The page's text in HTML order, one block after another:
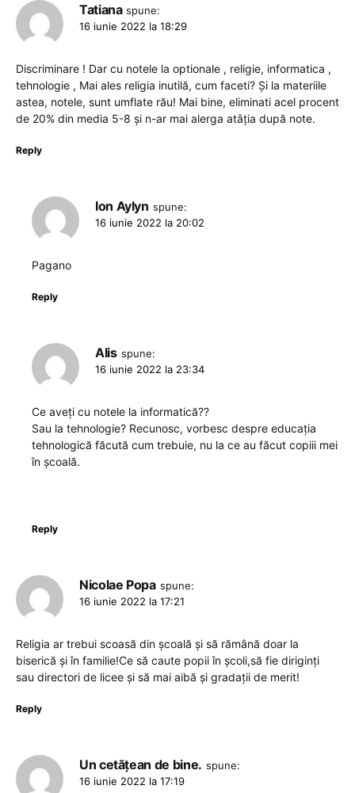
Tatiana spune:
16 iunie 2022 la 18:29
Discriminare ! Dar cu notele la optionale , religie, informatica ,
tehnologie , Mai ales religia inutilă, cum faceti? Și la materiile
astea, notele, sunt umflate rău! Mai bine, eliminati acel procent
de 20% din media 5-8 și n-ar mai alerga atâția după note.
Reply
Ion Aylyn spune:
16 iunie 2022 la 20:02
Pagano
Reply
Alis spune:
16 iunie 2022 la 23:34
Ce aveți cu notele la informatică??
Sau la tehnologie? Recunosc, vorbesc despre educația
tehnologică făcută cum trebuie, nu la ce au făcut copiii mei
în școală.
Reply
Nicolae Popa spune:
16 iunie 2022 la 17:21
Religia ar trebui scoasă din școală și să rămână doar la
biserică și în familie!Ce să caute popii în școli,să fie diriginți
sau directori de licee și să mai aibă și gradații de merit!
Reply
Un cetățean de bine. spune:
16 iunie 2022 la 17:19